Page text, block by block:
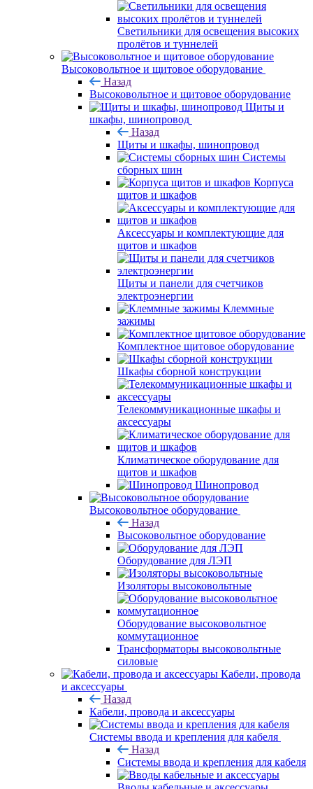
Светильники для освещения высоких
пролётов и туннелей
Высоковольтное и щитовое оборудование
Назад
Высоковольтное и щитовое оборудование
Щиты и
шкафы, шинопровод
Назад
Щиты и шкафы, шинопровод
Системы
сборных шин
Корпуса
щитов и шкафов
Аксессуары и комплектующие для
щитов и шкафов
Щиты и панели для счетчиков
электроэнергии
Клеммные
зажимы
Комплектное щитовое оборудование
Шкафы сборной конструкции
Телекоммуникационные шкафы и
аксессуары
Климатическое оборудование для
щитов и шкафов
Шинопровод
Высоковольтное оборудование
Назад
Высоковольтное оборудование
Оборудование для ЛЭП
Изоляторы высоковольтные
Оборудование высоковольтное
коммутационное
Трансформаторы высоковольтные
силовые
Кабели, провода
и аксессуары
Назад
Кабели, провода и аксессуары
Системы ввода и крепления для кабеля
Назад
Системы ввода и крепления для кабеля